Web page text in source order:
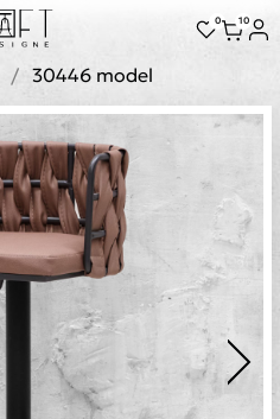
0 10
30446 model